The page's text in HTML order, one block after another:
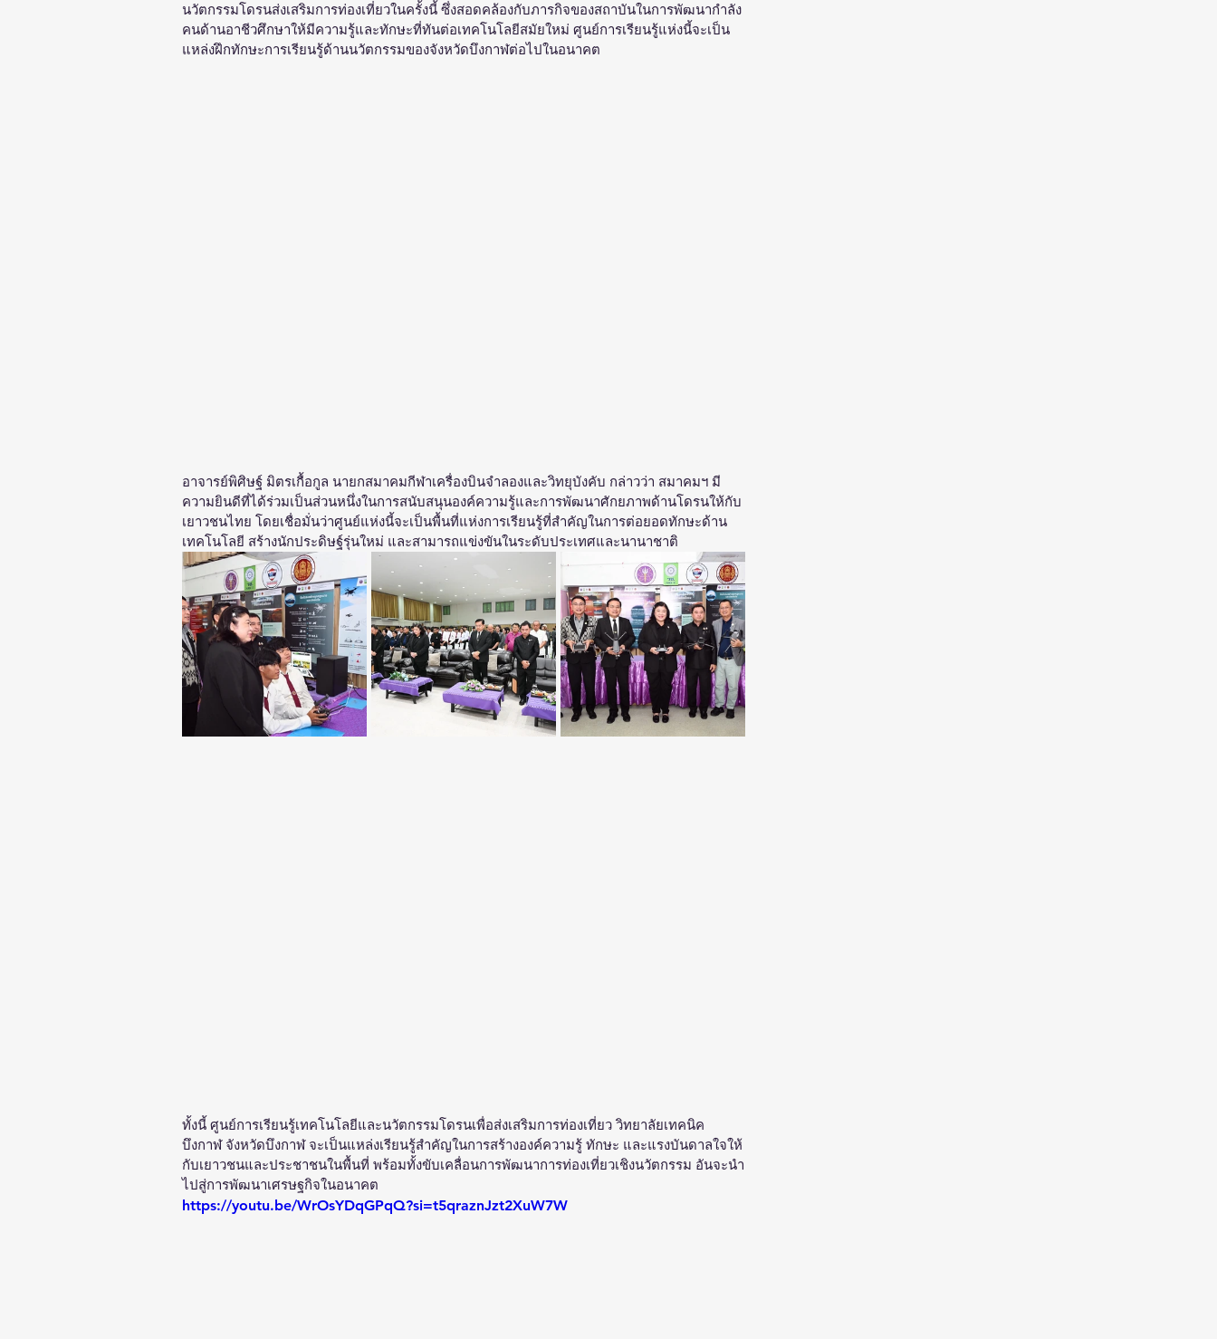
นวัตกรรมโดรนส่งเสริมการท่องเที่ยวในครั้งนี้ ซึ่งสอดคล้องกับภารกิจของสถาบันในการพัฒนากำลัง
คนด้านอาชีวศึกษาให้มีความรู้และทักษะที่ทันต่อเทคโนโลยีสมัยใหม่ ศูนย์การเรียนรู้แห่งนี้จะเป็น
แหล่งฝึกทักษะการเรียนรู้ด้านนวัตกรรมของจังหวัดบึงกาฬต่อไปในอนาคต
อาจารย์พิศิษฐ์ มิตรเกื้อกูล นายกสมาคมกีฬาเครื่องบินจำลองและวิทยุบังคับ กล่าวว่า สมาคมฯ มี
ความยินดีที่ได้ร่วมเป็นส่วนหนึ่งในการสนับสนุนองค์ความรู้และการพัฒนาศักยภาพด้านโดรนให้กับ
เยาวชนไทย โดยเชื่อมั่นว่าศูนย์แห่งนี้จะเป็นพื้นที่แห่งการเรียนรู้ที่สำคัญในการต่อยอดทักษะด้าน
เทคโนโลยี สร้างนักประดิษฐ์รุ่นใหม่ และสามารถแข่งขันในระดับประเทศและนานาชาติ
ทั้งนี้ ศูนย์การเรียนรู้เทคโนโลยีและนวัตกรรมโดรนเพื่อส่งเสริมการท่องเที่ยว วิทยาลัยเทคนิค
บึงกาฬ จังหวัดบึงกาฬ จะเป็นแหล่งเรียนรู้สำคัญในการสร้างองค์ความรู้ ทักษะ และแรงบันดาลใจให้
กับเยาวชนและประชาชนในพื้นที่ พร้อมทั้งขับเคลื่อนการพัฒนาการท่องเที่ยวเชิงนวัตกรรม อันจะนำ
ไปสู่การพัฒนาเศรษฐกิจในอนาคต
https://youtu.be/WrOsYDqGPqQ?si=t5qraznJzt2XuW7W